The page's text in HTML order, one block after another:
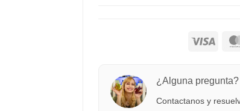
¿Alguna pregunta?
Contactanos y